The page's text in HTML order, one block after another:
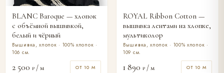
BLANC Baroque — хлопок
с объёмной вышивкой,
белый и чёрный
Вышивка, хлопок · 100% хлопок ·
106 см.
2 500 ₽ / м ОТ 10 М
ROYAL Ribbon Cotton —
вышивка лентами на хлопке,
мультиколор
Вышивка, хлопок · 100% хлопок ·
109 см.
1 890 ₽ / м ОТ 10 М